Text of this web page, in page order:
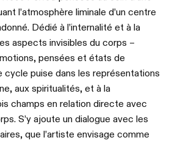
l’atmosphère liminale d’un centre
Dédié à l’internalité et à la
aspects invisibles du corps –
pensées et états de
cycle puise dans les représentations
aux spiritualités, et à la
champs en relation directe avec
S’y ajoute un dialogue avec les
que l’artiste envisage comme